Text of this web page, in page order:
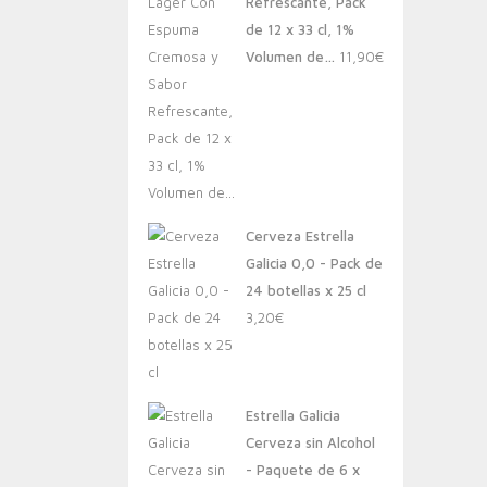
de 12 x 33 cl, 1%
Volumen de… 11,90€
Cerveza Estrella
Galicia 0,0 - Pack de
24 botellas x 25 cl
3,20€
Estrella Galicia
Cerveza sin Alcohol
- Paquete de 6 x